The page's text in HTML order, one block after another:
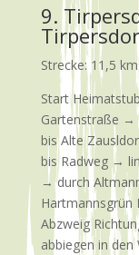
9.
Strecke: 11,5
Start
Gartenstraße →
bis Alte
bis Radweg →
→ durch
Hartmannsgrün
Abzweig
abbiegen in